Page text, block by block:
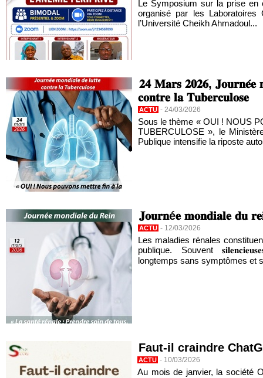
Le Symposium sur la prise en
organisé par les Laboratoires
l’Université Cheikh Ahmadoul...
𝟐𝟒 𝐌𝐚𝐫𝐬 𝟐𝟎𝟐𝟔, 𝐉𝐨𝐮𝐫𝐧𝐞́𝐞
𝐜𝐨𝐧𝐭𝐫𝐞 𝐥𝐚 𝐓𝐮𝐛𝐞𝐫𝐜𝐮𝐥𝐨𝐬𝐞
ACTU -24/03/2026
Sous le thème « OUI ! NOUS
TUBERCULOSE », le
Publique intensifie la riposte
𝐉𝐨𝐮𝐫𝐧é𝐞 𝐦𝐨𝐧𝐝𝐢𝐚𝐥𝐞 𝐝𝐮
ACTU - 12/03/2026
Les maladies rénales
publique. Souvent
longtemps sans symptômes et
Faut-il craindre
ACTU - 10/03/2026
Au mois de janvier, la société